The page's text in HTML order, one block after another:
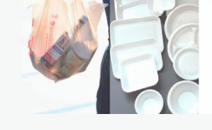
tecnopor